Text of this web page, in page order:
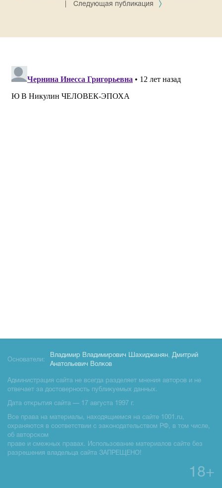
Следующая публикация
Основатели:
Владимир Владимирович Шахиджанян, Дмитрий
Анатольевич Волков
Администрация сайта не всегда разделяет мнения авторов и не
отвечает за достоверность публикуемых данных.
Дата открытия сайта — 17 августа 1997 г.
Все права на материалы, находящиемся на сайте 1001.ru,
охраняются в соответствии с законодательством РФ, в том числе,
об авторском
праве и смежных правах. Использование материалов сайте без
разрешения владельца сайта ЗАПРЕЩЕНО!
18+